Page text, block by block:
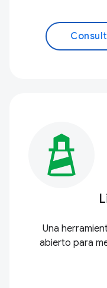
Una
abierto para